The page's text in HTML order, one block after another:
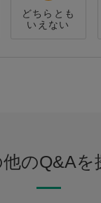
どちらとも
いえない
のQ&Aを